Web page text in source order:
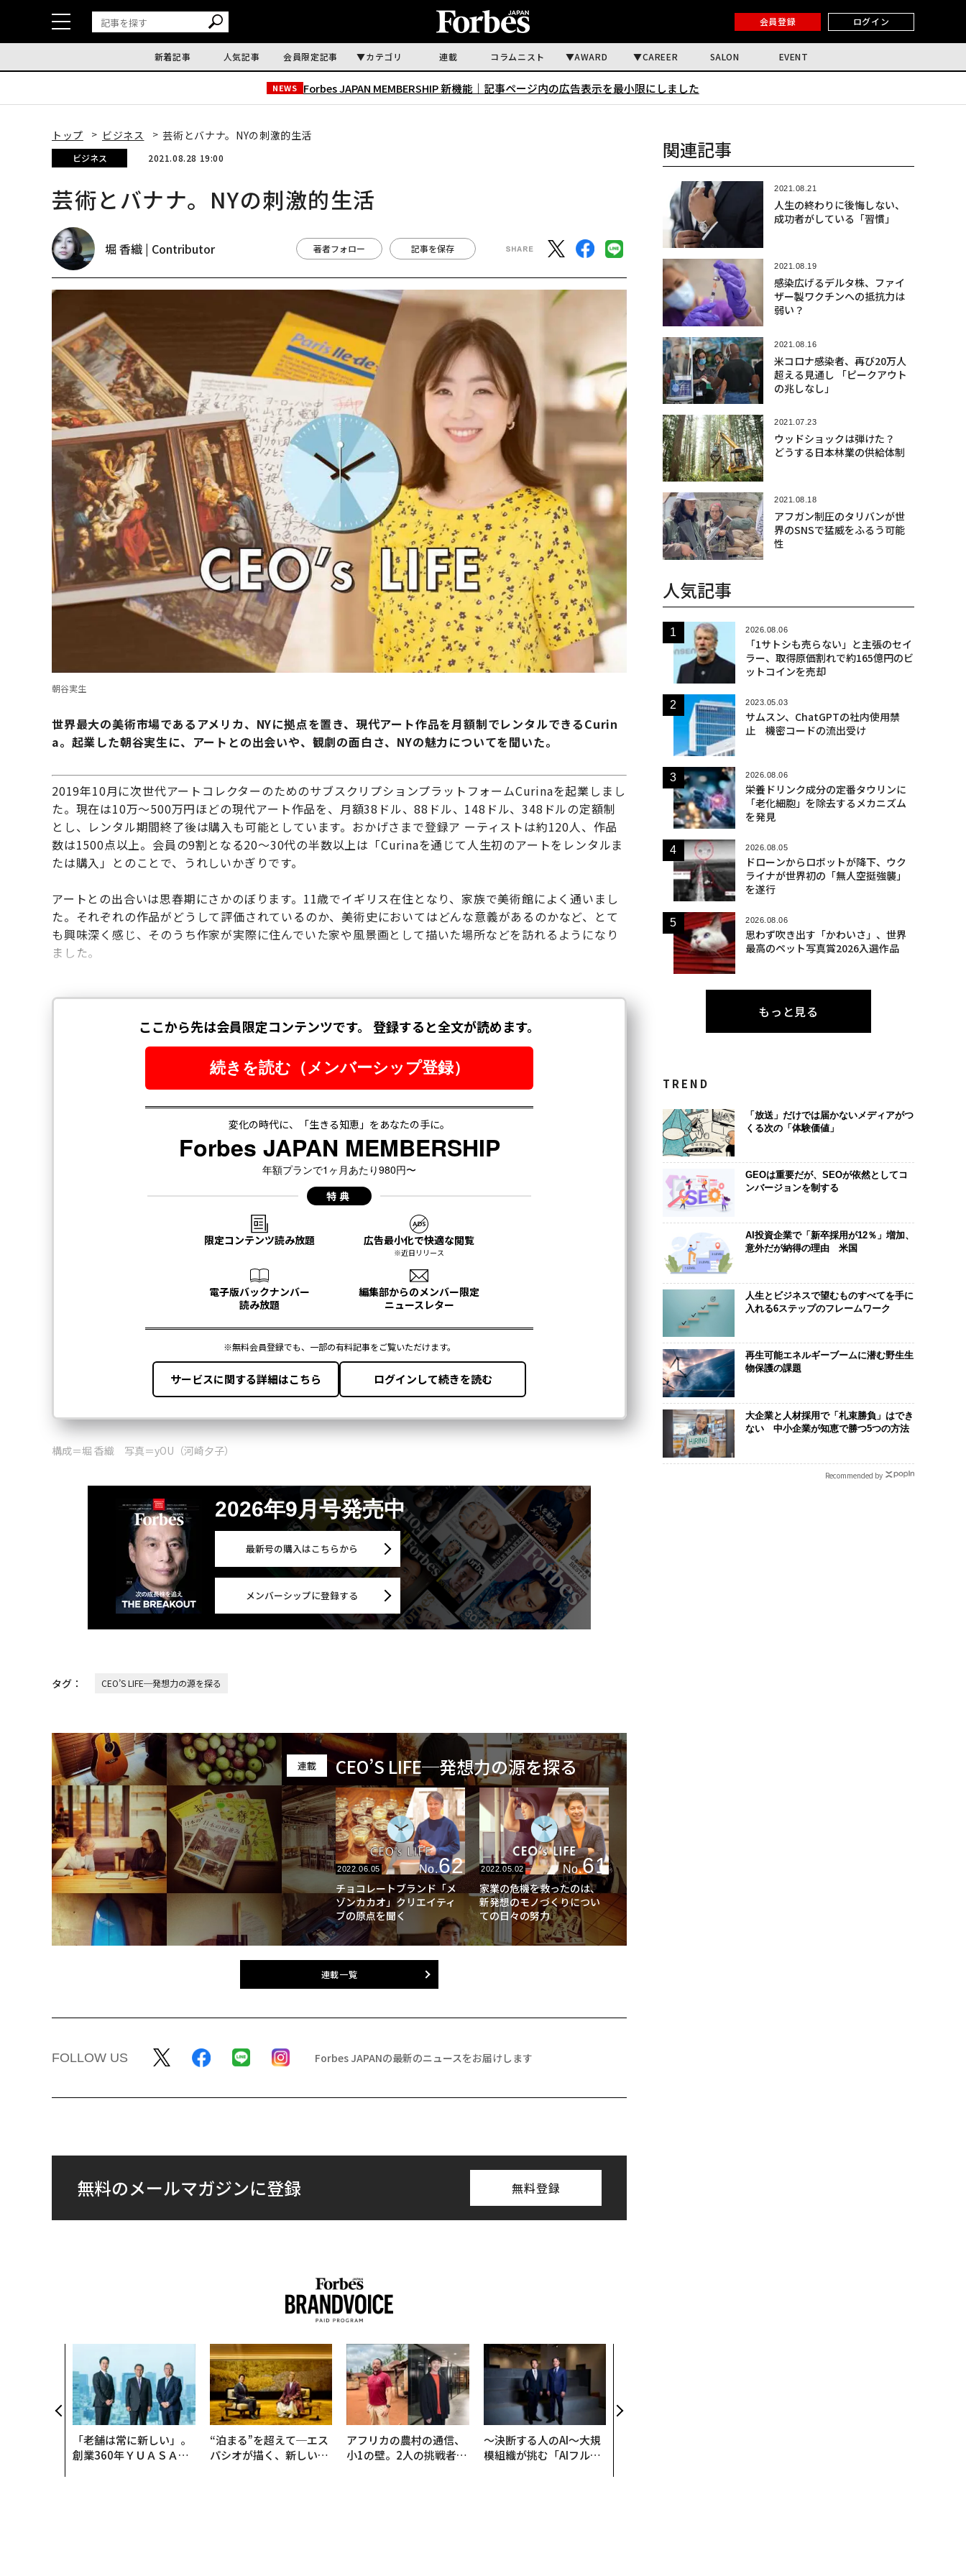
会員登録 ログイン
新着記事 人気記事 会員限定記事 カテゴリ 連載 コラムニスト AWARD CAREER SALON EVENT
NEWS Forbes JAPAN MEMBERSHIP 新機能｜ 記事ページ内の広告表示を最小限にしました
トップ ビジネス 芸術とバナナ。NYの刺激的生活
ビジネス 2021.08.28 19:00
芸術とバナナ。NYの刺激的生活
堀 香織 | Contributor 著者フォロー 記事を保存
朝谷実生
世界最大の美術市場であるアメリカ、NYに拠点を置き、現代アート作品を月額制でレンタルできるCurin
a。起業した朝谷実生に、アートとの出会いや、観劇の面白さ、NYの魅力についてを聞いた。
2019年10月に次世代アートコレクターのためのサブスクリプションプラットフォームCurinaを起業しまし
た。現在は10万〜500万円ほどの現代アート作品を、月額38ドル、88ドル、148ドル、348ドルの定額制
とし、レンタル期間終了後は購入も可能としています。おかげさまで登録ア ーティストは約120人、作品
数は1500点以上。会員の9割となる20〜30代の半数以上は「Curinaを通じて人生初のアートをレンタルま
たは購入」とのことで、うれしいかぎりです。
アートとの出合いは思春期にさかのぼります。11歳でイギリス在住となり、家族で美術館によく通いまし
た。それぞれの作品がどうして評価されているのか、美術史においてはどんな意義があるのかなど、とて
も興味深く感じ、そのうち作家が実際に住んでいた家や風景画として描いた場所などを訪れるようになり
ました。
構成＝堀 香織 写真＝yOU（河崎夕子）
2026年9月号発売中
最新号の購入はこちらから
メンバーシップに登録する
タグ： CEO’S LIFE─発想力の源を探る
連載 CEO’S LIFE─発想力の源を探る
2022.06.05 No.62
チョコレートブランド「メ
ゾンカカオ」クリエイティ
ブの原点を聞く
2022.05.02 No.61
家業の危機を救ったのは、
新発想のモノづくりについ
ての日々の努力
連載一覧
FOLLOW US Forbes JAPANの最新のニュースをお届けします
無料のメールマガジンに登録 無料登録
「老舗は常に新しい」。
創業360年ＹＵＡＳＡと
“泊まる”を超えて─エス
パシオが描く、新しい日
アフリカの農村の通信、
小1の壁。2人の挑戦者が
〜決断する人のAI〜大規
模組織が挑む「AIフル実
関連記事
2021.08.21
人生の終わりに後悔しない、
成功者がしている「習慣」
2021.08.19
感染広げるデルタ株、ファイ
ザー製ワクチンへの抵抗力は
弱い？
2021.08.16
米コロナ感染者、再び20万人
超える見通し 「ピークアウト
の兆しなし」
2021.07.23
ウッドショックは弾けた？
どうする日本林業の供給体制
2021.08.18
アフガン制圧のタリバンが世
界のSNSで猛威をふるう可能
性
人気記事
2026.08.06
「1サトシも売らない」と主張のセイ
ラー、取得原価割れで約165億円のビ
ットコインを売却
2023.05.03
サムスン、ChatGPTの社内使用禁
止 機密コードの流出受け
2026.08.06
栄養ドリンク成分の定番タウリンに
「老化細胞」を除去するメカニズム
を発見
2026.08.05
ドローンからロボットが降下、ウク
ライナが世界初の「無人空挺強襲」
を遂行
2026.08.06
思わず吹き出す「かわいさ」、世界
最高のペット写真賞2026入選作品
もっと見る
TREND
「放送」だけでは届かないメディアがつ
くる次の「体験価値」
GEOは重要だが、SEOが依然としてコ
ンバージョンを制する
AI投資企業で「新卒採用が12％」増加、
意外だが納得の理由 米国
人生とビジネスで望むものすべてを手に
入れる6ステップのフレームワーク
再生可能エネルギーブームに潜む野生生
物保護の課題
大企業と人材採用で「札束勝負」はでき
ない 中小企業が知恵で勝つ5つの方法
Recommended by